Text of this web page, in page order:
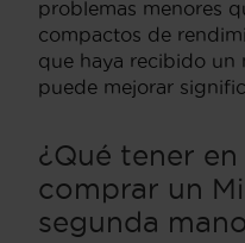
problemas menores
compactos de
que haya recibido un
puede mejorar
¿Qué tener
comprar un
segunda